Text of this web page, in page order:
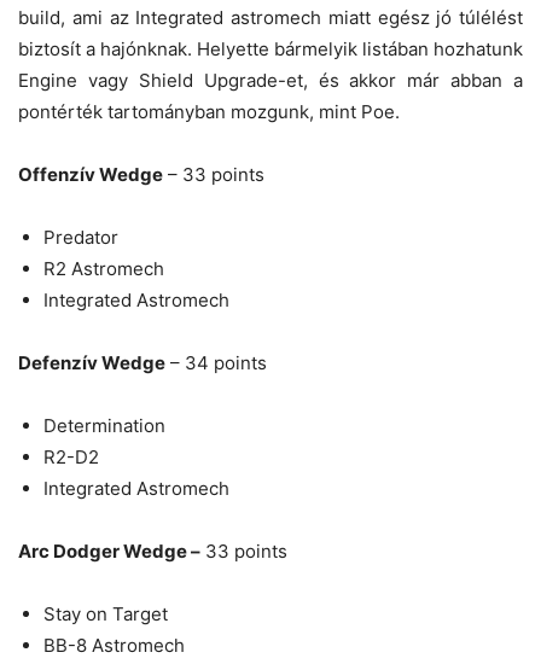
build, ami az Integrated astromech miatt egész jó túlélést
biztosít a hajónknak. Helyette bármelyik listában hozhatunk
Engine vagy Shield Upgrade-et, és akkor már abban a
pontérték tartományban mozgunk, mint Poe.
Offenzív Wedge – 33 points
Predator
R2 Astromech
Integrated Astromech
Defenzív Wedge – 34 points
Determination
R2-D2
Integrated Astromech
Arc Dodger Wedge – 33 points
Stay on Target
BB-8 Astromech